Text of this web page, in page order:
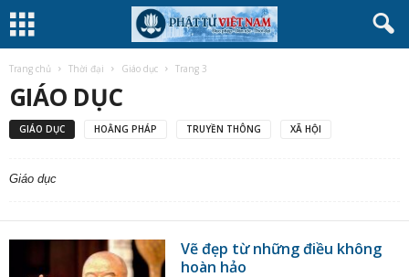
Trang chủ Thời đại Giáo dục Trang 3
GIÁO DỤC
GIÁO DỤC HOẰNG PHÁP TRUYỀN THÔNG XÃ HỘI
Giáo dục
Vẽ đẹp từ những điều không
hoàn hảo